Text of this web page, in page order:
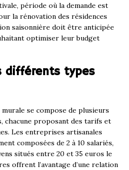
période où la demande est
la rénovation des résidences
saisonnière doit être anticipée
optimiser leur budget
différents types
se compose de plusieurs
chacune proposant des tarifs et
Les entreprises artisanales
composées de 2 à 10 salariés,
situés entre 20 et 35 euros le
offrent l’avantage d’une relation